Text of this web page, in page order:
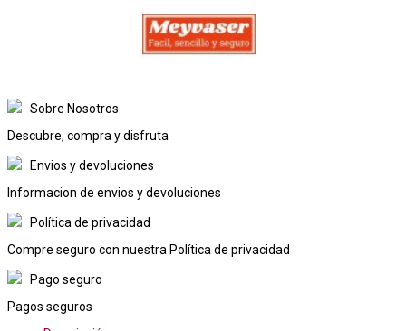
Sobre Nosotros
Descubre, compra y disfruta
Envios y devoluciones
Informacion de envios y devoluciones
Política de privacidad
Compre seguro con nuestra Política de privacidad
Pago seguro
Pagos seguros